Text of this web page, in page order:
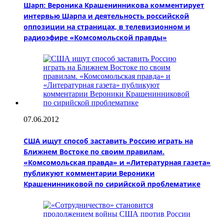
Шарп: Вероника Крашенинникова комментирует
интервью Шарпа и деятельность российской
оппозиции на страницах, в телевизионном и
радиоэфире «Комсомольской правды»
07.06.2012
США ищут способ заставить Россию играть на
Ближнем Востоке по своим правилам.
«Комсомольская правда» и «Литературная газета»
публикуют комментарии Вероники
Крашенинниковой по сирийской проблематике